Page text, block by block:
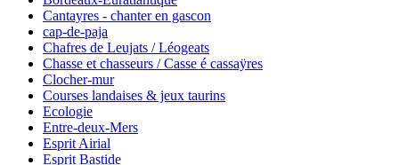
Cantayres - chanter en gascon
cap-de-paja
Chafres de Leujats / Léogeats
Chasse et chasseurs / Casse é cassaÿres
Clocher-mur
Courses landaises & jeux taurins
Ecologie
Entre-deux-Mers
Esprit Airial
Esprit Bastide